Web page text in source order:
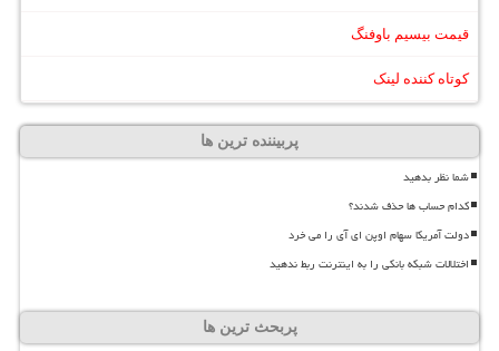
قیمت بیسیم باوفنگ
کوتاه کننده لینک
پربیننده ترین ها
شما نظر بدهید
کدام حساب ها حذف شدند؟
دولت آمریکا سهام اوپن ای آی را می خرد
اختلالات شبکه بانکی را به اینترنت ربط ندهید
پربحث ترین ها